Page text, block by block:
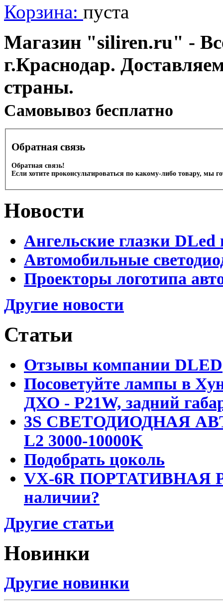
Корзина: пуста
Магазин "siliren.ru" -
г.Краснодар.
страны.
Cамовывоз бесплатно
Обратная связь
Обратная связь!
Если хотите проконсультироваться по какому-либо товару, мы
Новости
Ангельские глазки DLed
Автомобильные
Проекторы логотипа
Другие новости
Статьи
Отзывы компании DLED
Посоветуйте лампы в
ДХО - P21W, задний
3S СВЕТОДИОДНАЯ
L2 3000-10000K
Подобрать цоколь
VX-6R ПОРТАТИВНАЯ
наличии?
Другие статьи
Новинки
Другие новинки